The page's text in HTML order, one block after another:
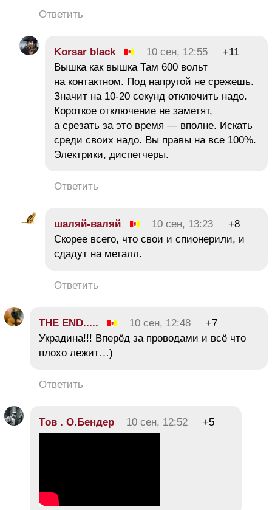
Ответить
Korsar black 10 сен, 12:55
+11
Вышка как вышка Там 600 вольт
на контактном. Под напругой не срежешь.
Значит на 10-20 секунд отключить надо.
Короткое отключение не заметят,
а срезать за это время — вполне. Искать
среди своих надо. Вы правы на все 100%.
Электрики, диспетчеры.
Ответить
шаляй-валяй 10 сен, 13:23
+8
Скорее всего, что свои и спионерили, и
сдадут на металл.
Ответить
THE END..... 10 сен, 12:48
+7
Украдина!!! Вперёд за проводами и всё что
плохо лежит…)
Ответить
Tов . О.Бендер 10 сен, 12:52 +5